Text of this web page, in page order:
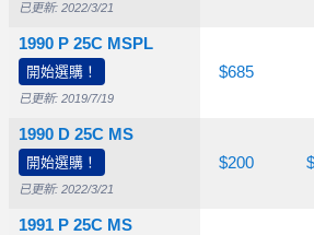
已更新: 2022/3/21
1990 P 25C MSPL
開始選購！
已更新: 2019/7/19
1990 D 25C MS
開始選購！
已更新: 2022/3/21
1991 P 25C MS
$685
$10.00 $200